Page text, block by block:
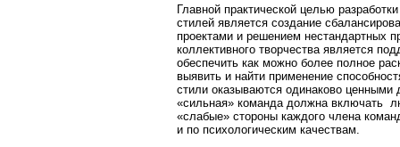
Главной практической целью
стилей является создание
проектами и решением нестандартных
коллективного творчества является
обеспечить как можно более полное
выявить и найти применение
стили оказываются одинаково
«сильная» команда должна включать
«слабые» стороны каждого члена
и по психологическим качествам.